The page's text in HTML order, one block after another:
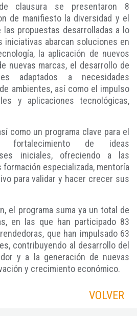
clausura se presentaron 8
de manifiesto la diversidad y el
las propuestas desarrolladas a lo
iniciativas abarcan soluciones en
la aplicación de nuevos
nuevas marcas, el desarrollo de
adaptados a necesidades
ambientes, así como el impulso
y aplicaciones tecnológicas,
como un programa clave para el
fortalecimiento de ideas
iniciales, ofreciendo a las
especializada, mentoría
para validar y hacer crecer sus
el programa suma ya un total de
en las que han participado 83
que han impulsado 63
contribuyendo al desarrollo del
y a la generación de nuevas
y crecimiento económico.
VOLVER